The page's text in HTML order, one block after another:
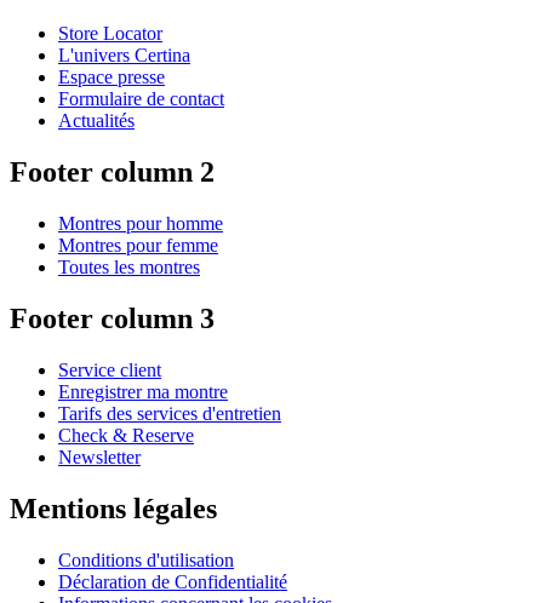
Store Locator
L'univers Certina
Espace presse
Formulaire de contact
Actualités
Footer column 2
Montres pour homme
Montres pour femme
Toutes les montres
Footer column 3
Service client
Enregistrer ma montre
Tarifs des services d'entretien
Check & Reserve
Newsletter
Mentions légales
Conditions d'utilisation
Déclaration de Confidentialité